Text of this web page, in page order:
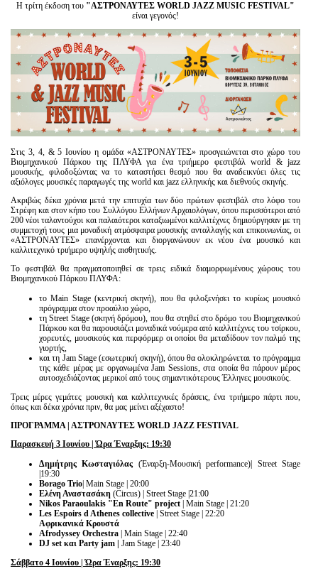
Είσοδος διαχειριστή
H τρίτη έκδοση του "ΑΣΤΡΟΝΑΥΤΕΣ WORLD JAZZ MUSIC FESTIVAL"
είναι γεγονός!
Στις 3, 4, & 5 Ιουνίου η ομάδα «ΑΣΤΡΟΝΑΥΤΕΣ» προσγειώνεται στο χώρο του
Βιομηχανικού Πάρκου της ΠΛΥΦΑ για ένα τριήμερο φεστιβάλ world & jazz
μουσικής, φιλοδοξώντας να το καταστήσει θεσμό που θα αναδεικνύει όλες τις
αξιόλογες μουσικές παραγωγές της world και jazz ελληνικής και διεθνούς σκηνής.
Ακριβώς δέκα χρόνια μετά την επιτυχία των δύο πρώτων φεστιβάλ στο λόφο του
Στρέφη και στον κήπο του Συλλόγου Ελλήνων Αρχαιολόγων, όπου περισσότεροι από
200 νέοι ταλαντούχοι και παλαιότεροι καταξιωμένοι καλλιτέχνες δημιούργησαν με τη
συμμετοχή τους μια μοναδική ατμόσφαιρα μουσικής ανταλλαγής και επικοινωνίας, οι
«ΑΣΤΡΟΝΑΥΤΕΣ» επανέρχονται και διοργανώνουν εκ νέου ένα μουσικό και
καλλιτεχνικό τριήμερο υψηλής αισθητικής.
Tο φεστιβάλ θα πραγματοποιηθεί σε τρεις ειδικά διαμορφωμένους χώρους του
Βιομηχανικού Πάρκου ΠΛΥΦΑ:
το Main Stage (κεντρική σκηνή), που θα φιλοξενήσει το κυρίως μουσικό
πρόγραμμα στον προαύλιο χώρο,
τη Street Stage (σκηνή δρόμου), που θα στηθεί στο δρόμο του Βιομηχανικού
Πάρκου και θα παρουσιάζει μοναδικά νούμερα από καλλιτέχνες του τσίρκου,
χορευτές, μουσικούς και περφόρμερ οι οποίοι θα μεταδίδουν τον παλμό της
γιορτής,
και τη Jam Stage (εσωτερική σκηνή), όπου θα ολοκληρώνεται το πρόγραμμα
της κάθε μέρας με οργανωμένα Jam Sessions, στα οποία θα πάρουν μέρος
αυτοσχεδιάζοντας μερικοί από τους σημαντικότερους Έλληνες μουσικούς.
Τρεις μέρες γεμάτες μουσική και καλλιτεχνικές δράσεις, ένα τριήμερο πάρτι που,
όπως και δέκα χρόνια πριν, θα μας μείνει αξέχαστο!
ΠΡΟΓΡΑΜΜΑ | ΑΣΤΡΟΝΑΥΤΕΣ WORLD JAZZ FESTIVAL
Παρασκευή 3 Ιουνίου | Ώρα Έναρξης: 19:30
Δημήτρης Κωσταγιόλας (Έναρξη-Μουσική performance)| Street Stage
|19:30
Borago Trio| Main Stage | 20:00
Ελένη Αναστασάκη (Circus) | Street Stage |21:00
Nikos Paraoulakis "En Route" project | Main Stage | 21:20
Les Espoirs d Athenes collective | Street Stage | 22:20
Αφρικανικά Κρουστά
Afrodyssey Orchestra | Main Stage | 22:40
DJ set και Party jam | Jam Stage | 23:40
Σάββατο 4 Ιουνίου | Ώρα Έναρξης: 19:30